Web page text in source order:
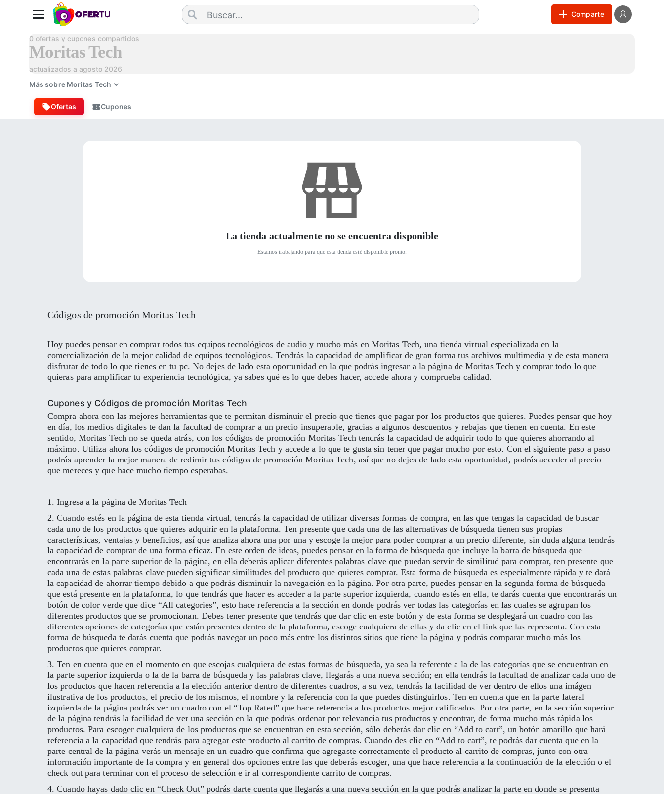
Comparte
0 ofertas y cupones compartidos
Moritas Tech
actualizados a agosto 2026
Más sobre Moritas Tech
Ofertas Cupones
La tienda actualmente no se encuentra disponible
Estamos trabajando para que esta tienda esté disponible pronto.
Códigos de promoción Moritas Tech
Hoy puedes pensar en comprar todos tus equipos tecnológicos de audio y mucho más en Moritas Tech, una tienda virtual especializada en la
comercialización de la mejor calidad de equipos tecnológicos. Tendrás la capacidad de amplificar de gran forma tus archivos multimedia y de esta manera
disfrutar de todo lo que tienes en tu pc. No dejes de lado esta oportunidad en la que podrás ingresar a la página de Moritas Tech y comprar todo lo que
quieras para amplificar tu experiencia tecnológica, ya sabes qué es lo que debes hacer, accede ahora y comprueba calidad.
Cupones y Códigos de promoción Moritas Tech
Compra ahora con las mejores herramientas que te permitan disminuir el precio que tienes que pagar por los productos que quieres. Puedes pensar que hoy
en día, los medios digitales te dan la facultad de comprar a un precio insuperable, gracias a algunos descuentos y rebajas que tienen en cuenta. En este
sentido, Moritas Tech no se queda atrás, con los códigos de promoción Moritas Tech tendrás la capacidad de adquirir todo lo que quieres ahorrando al
máximo. Utiliza ahora los códigos de promoción Moritas Tech y accede a lo que te gusta sin tener que pagar mucho por esto. Con el siguiente paso a paso
podrás aprender la mejor manera de redimir tus códigos de promoción Moritas Tech, así que no dejes de lado esta oportunidad, podrás acceder al precio
que mereces y que hace mucho tiempo esperabas.
1. Ingresa a la página de Moritas Tech
2. Cuando estés en la página de esta tienda virtual, tendrás la capacidad de utilizar diversas formas de compra, en las que tengas la capacidad de buscar
cada uno de los productos que quieres adquirir en la plataforma. Ten presente que cada una de las alternativas de búsqueda tienen sus propias
características, ventajas y beneficios, así que analiza ahora una por una y escoge la mejor para poder comprar a un precio diferente, sin duda alguna tendrás
la capacidad de comprar de una forma eficaz. En este orden de ideas, puedes pensar en la forma de búsqueda que incluye la barra de búsqueda que
encontrarás en la parte superior de la página, en ella deberás aplicar diferentes palabras clave que puedan servir de similitud para comprar, ten presente que
cada una de estas palabras clave pueden significar similitudes del producto que quieres comprar. Esta forma de búsqueda es especialmente rápida y te dará
la capacidad de ahorrar tiempo debido a que podrás disminuir la navegación en la página. Por otra parte, puedes pensar en la segunda forma de búsqueda
que está presente en la plataforma, lo que tendrás que hacer es acceder a la parte superior izquierda, cuando estés en ella, te darás cuenta que encontrarás un
botón de color verde que dice “All categories”, esto hace referencia a la sección en donde podrás ver todas las categorías en las cuales se agrupan los
diferentes productos que se promocionan. Debes tener presente que tendrás que dar clic en este botón y de esta forma se desplegará un cuadro con las
diferentes opciones de categorías que están presentes dentro de la plataforma, escoge cualquiera de ellas y da clic en el link que las representa. Con esta
forma de búsqueda te darás cuenta que podrás navegar un poco más entre los distintos sitios que tiene la página y podrás comparar mucho más los
productos que quieres comprar.
3. Ten en cuenta que en el momento en que escojas cualquiera de estas formas de búsqueda, ya sea la referente a la de las categorías que se encuentran en
la parte superior izquierda o la de la barra de búsqueda y las palabras clave, llegarás a una nueva sección; en ella tendrás la facultad de analizar cada uno de
los productos que hacen referencia a la elección anterior dentro de diferentes cuadros, a su vez, tendrás la facilidad de ver dentro de ellos una imágen
ilustrativa de los productos, el precio de los mismos, el nombre y la referencia con la que puedes distinguirlos. Ten en cuenta que en la parte lateral
izquierda de la página podrás ver un cuadro con el “Top Rated” que hace referencia a los productos mejor calificados. Por otra parte, en la sección superior
de la página tendrás la facilidad de ver una sección en la que podrás ordenar por relevancia tus productos y encontrar, de forma mucho más rápida los
productos. Para escoger cualquiera de los productos que se encuentran en esta sección, sólo deberás dar clic en “Add to cart”, un botón amarillo que hará
referencia a la capacidad que tendrás para agregar este producto al carrito de compras. Cuando des clic en “Add to cart”, te podrás dar cuenta que en la
parte central de la página verás un mensaje en un cuadro que confirma que agregaste correctamente el producto al carrito de compras, junto con otra
información importante de la compra y en general dos opciones entre las que deberás escoger, una que hace referencia a la continuación de la elección o el
check out para terminar con el proceso de selección e ir al correspondiente carrito de compras.
4. Cuando hayas dado clic en “Check Out” podrás darte cuenta que llegarás a una nueva sección en la que podrás analizar la parte en donde se presenta